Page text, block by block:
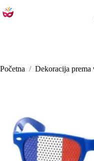
na
Početna / Dekoracija prema